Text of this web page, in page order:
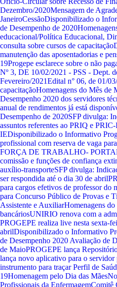
Dezembro/2020Mensagem de
JaneiroCessãoDisponibilizado o
de Desempenho de 2020
educacional/Política Educacional,
consulta sobre cursos de capacitação
manutenção das aposentadorias e
19Progepe esclarece sobre o não
Nº 3, DE 10/02/2021 - PSS - Dept.
Fevereiro/2021Edital n° 06, de 01/
capacitaçãoHomenagens do Mês de
Desempenho 2020 dos servidores
anual de rendimentos já está
Desempenho de 2020SFP divulga:
assuntos referentes ao PRIQ e
IEDisponibilizado o Informativo
profissional com reserva de vaga
FORÇA DE TRABALHO-
comissão e funções de confiança
auxílio-transporteSFP divulga:
ser respondida até o dia 30 de abril
para cargos efetivos de professor do
para Concurso Público de Provas e
Assistente e AuxiliarHomenagens
bancáriosUNIRIO renova com a
PROGEPE realiza live nesta sexta-
abrilDisponibilizado o Informativo
de Desempenho 2020 Avaliação de
de MaioPROGEPE lança
lança novo aplicativo para o
instrumento para traçar Perfil de
19Homenagem pelo Dia das Mães
Profissionais da EnfermagemComitê